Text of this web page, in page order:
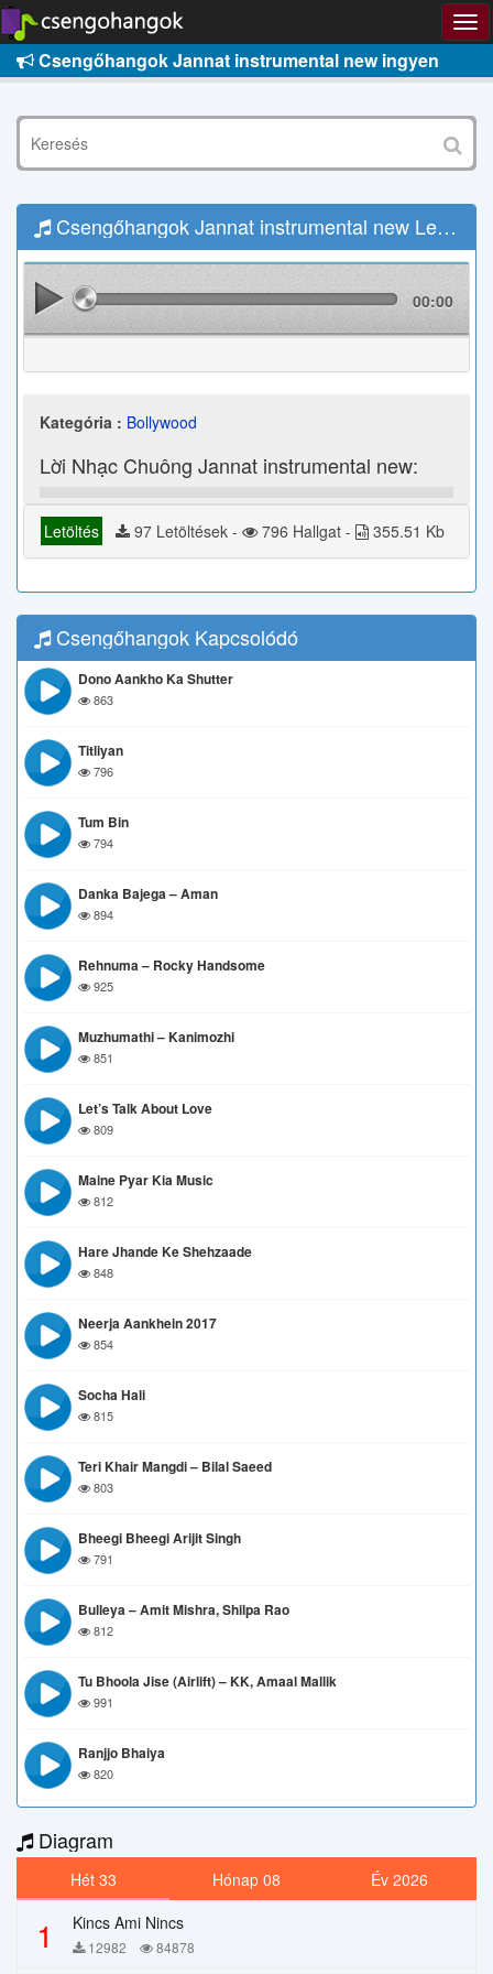
Csengőhangok Jannat instrumental new ingyen
Csengőhangok Jannat instrumental new Letöltés
00:00
Kategória : Bollywood
Lời Nhạc Chuông Jannat instrumental new:
Letöltés 97 Letöltések - 796 Hallgat - 355.51 Kb
Csengőhangok Kapcsolódó
Dono Aankho Ka Shutter
863
Titliyan
796
Tum Bin
794
Danka Bajega – Aman
894
Rehnuma – Rocky Handsome
925
Muzhumathi – Kanimozhi
851
Let’s Talk About Love
809
Maine Pyar Kia Music
812
Hare Jhande Ke Shehzaade
848
Neerja Aankhein 2017
854
Socha Hali
815
Teri Khair Mangdi – Bilal Saeed
803
Bheegi Bheegi Arijit Singh
791
Bulleya – Amit Mishra, Shilpa Rao
812
Tu Bhoola Jise (Airlift) – KK, Amaal Mallik
991
Ranjjo Bhaiya
820
Diagram
Hét 33 Hónap 08 Év 2026
1 Kincs Ami Nincs
12982 84878